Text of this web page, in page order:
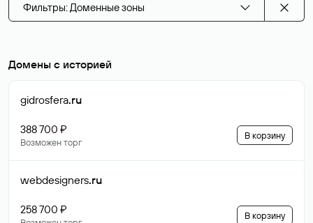
Фильтры: Доменные зоны
Домены с историей
gidrosfera.ru
388 700 ₽
Возможен торг
В корзину
webdesigners.ru
258 700 ₽ В корзину